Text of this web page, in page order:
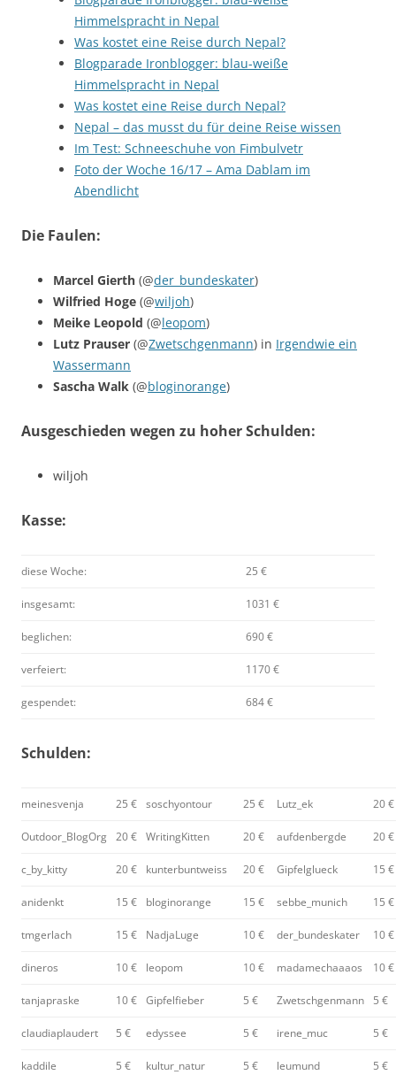
Himmelspracht in Nepal
Was kostet eine Reise durch Nepal?
Blogparade Ironblogger: blau-weiße
Himmelspracht in Nepal
Was kostet eine Reise durch Nepal?
Nepal – das musst du für deine Reise wissen
Im Test: Schneeschuhe von Fimbulvetr
Foto der Woche 16/17 – Ama Dablam im
Abendlicht
Die Faulen:
Marcel Gierth (@der_bundeskater)
Wilfried Hoge (@wiljoh)
Meike Leopold (@leopom)
Lutz Prauser (@Zwetschgenmann) in Irgendwie ein
Wassermann
Sascha Walk (@bloginorange)
Ausgeschieden wegen zu hoher Schulden:
wiljoh
Kasse:
diese Woche: 25 €
insgesamt: 1031 €
beglichen: 690 €
verfeiert: 1170 €
gespendet: 684 €
Schulden:
meinesvenja 25 € soschyontour 25 € Lutz_ek 20 €
Outdoor_BlogOrg 20 € WritingKitten 20 € aufdenbergde 20 €
c_by_kitty 20 € kunterbuntweiss 20 € Gipfelglueck 15 €
anidenkt 15 € bloginorange 15 € sebbe_munich 15 €
tmgerlach 15 € NadjaLuge 10 € der_bundeskater 10 €
dineros 10 € leopom 10 € madamechaaaos 10 €
tanjapraske 10 € Gipfelfieber 5 € Zwetschgenmann 5 €
claudiaplaudert 5 € edyssee 5 € irene_muc 5 €
kaddile 5 € kultur_natur 5 € leumund 5 €